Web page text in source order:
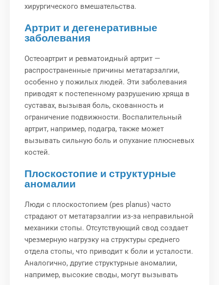
хирургического вмешательства.
Артрит и дегенеративные
заболевания
Остеоартрит и ревматоидный артрит —
распространенные причины метатарзалгии,
особенно у пожилых людей. Эти заболевания
приводят к постепенному разрушению хряща в
суставах, вызывая боль, скованность и
ограничение подвижности. Воспалительный
артрит, например, подагра, также может
вызывать сильную боль и опухание плюсневых
костей.
Плоскостопие и структурные
аномалии
Люди с плоскостопием (pes planus) часто
страдают от метатарзалгии из-за неправильной
механики стопы. Отсутствующий свод создает
чрезмерную нагрузку на структуры среднего
отдела стопы, что приводит к боли и усталости.
Аналогично, другие структурные аномалии,
например, высокие своды, могут вызывать